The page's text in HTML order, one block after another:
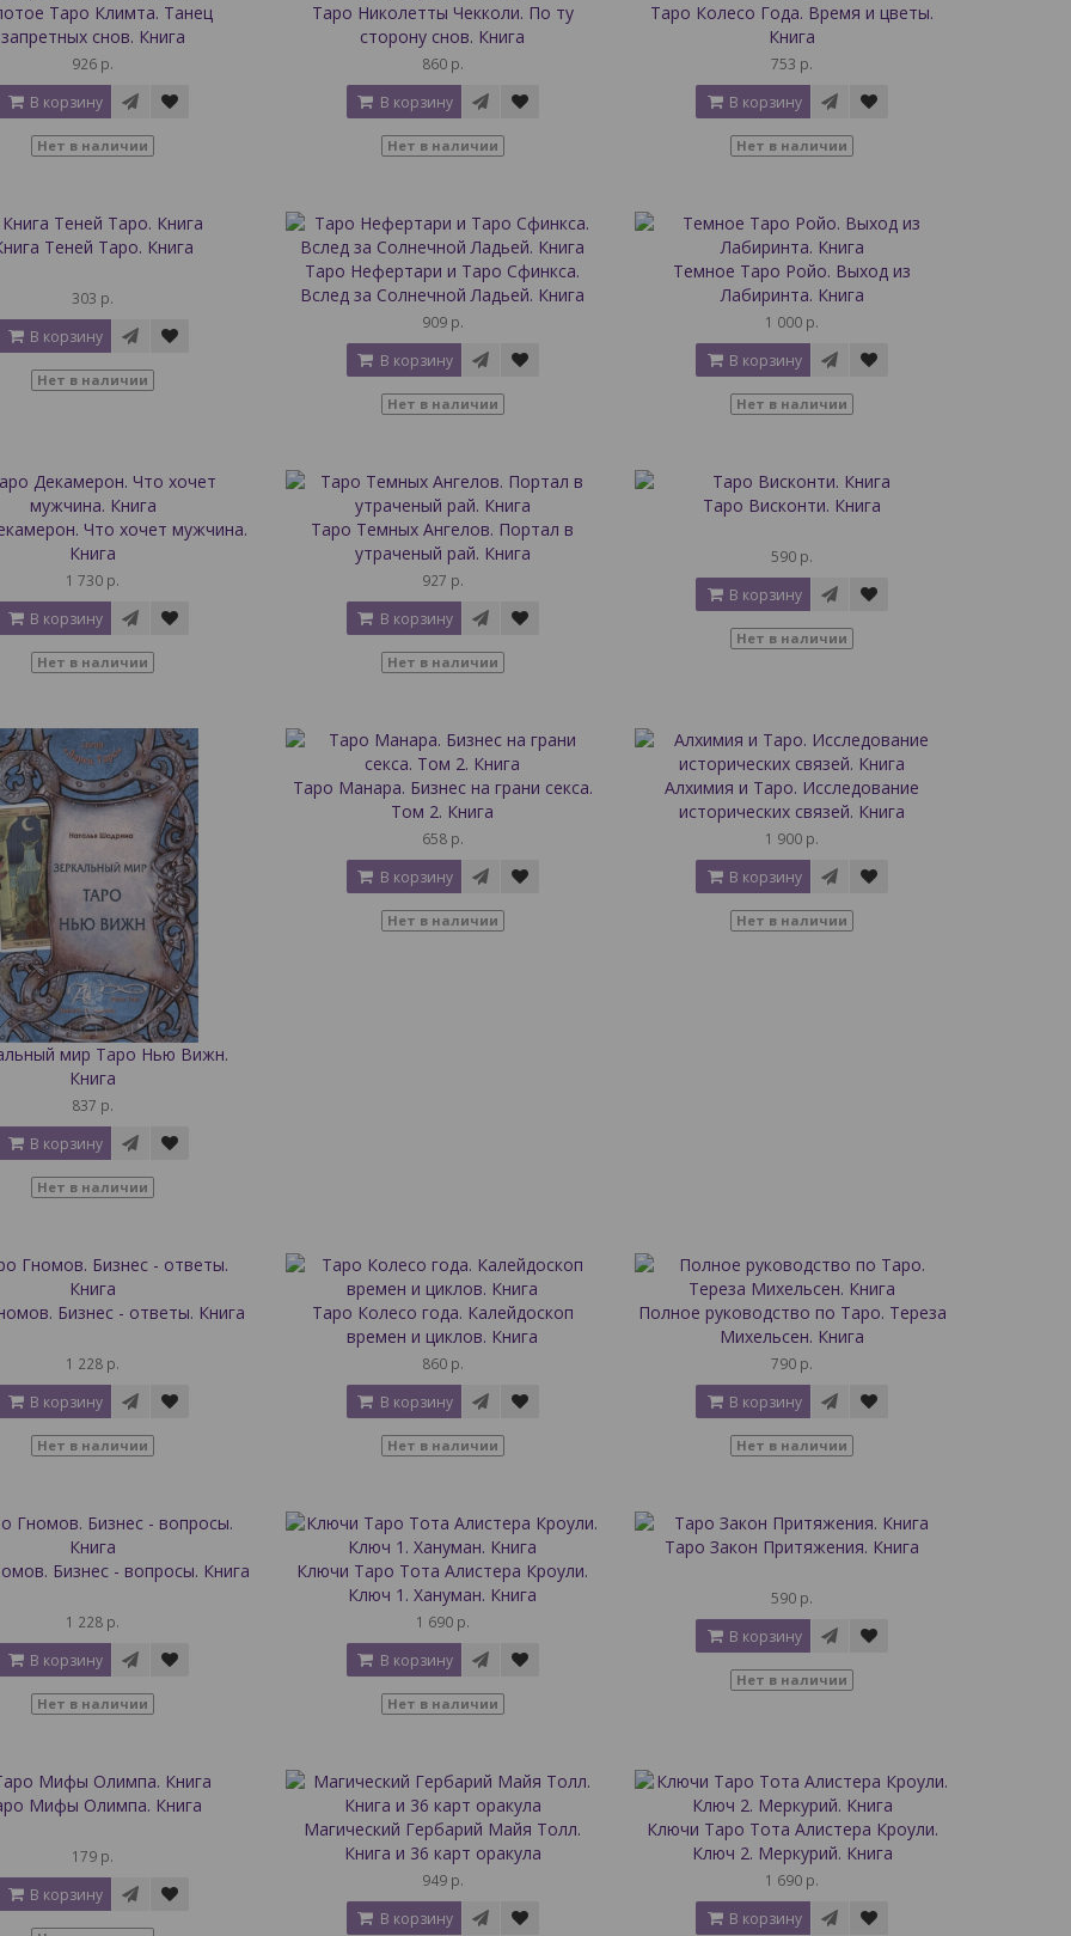
Таро Климта. Танец
запретных снов. Книга
926 р.
В корзину
Нет в наличии
Таро Николетты Чекколи. По ту
сторону снов. Книга
860 р.
В корзину
Нет в наличии
Таро Колесо Года. Время и цветы.
Книга
753 р.
В корзину
Нет в наличии
Теней Таро. Книга
303 р.
В корзину
Нет в наличии
Таро Нефертари и Таро Сфинкса.
Вслед за Солнечной Ладьей. Книга
909 р.
В корзину
Нет в наличии
Темное Таро Ройо. Выход из
Лабиринта. Книга
1 000 р.
В корзину
Нет в наличии
Что хочет мужчина.
Книга
1 730 р.
В корзину
Нет в наличии
Таро Темных Ангелов. Портал в
утраченый рай. Книга
927 р.
В корзину
Нет в наличии
Таро Висконти. Книга
590 р.
В корзину
Нет в наличии
мир Таро Нью Вижн.
Книга
837 р.
В корзину
Нет в наличии
Таро Манара. Бизнес на грани секса.
Том 2. Книга
658 р.
В корзину
Нет в наличии
Алхимия и Таро. Исследование
исторических связей. Книга
1 900 р.
В корзину
Нет в наличии
Бизнес - ответы. Книга
1 228 р.
В корзину
Нет в наличии
Таро Колесо года. Калейдоскоп
времен и циклов. Книга
860 р.
В корзину
Нет в наличии
Полное руководство по Таро. Тереза
Михельсен. Книга
790 р.
В корзину
Нет в наличии
Бизнес - вопросы. Книга
1 228 р.
В корзину
Нет в наличии
Ключи Таро Тота Алистера Кроули.
Ключ 1. Хануман. Книга
1 690 р.
В корзину
Нет в наличии
Таро Закон Притяжения. Книга
590 р.
В корзину
Нет в наличии
Мифы Олимпа. Книга
179 р.
В корзину
Магический Гербарий Майя Толл.
Книга и 36 карт оракула
949 р.
В корзину
Ключи Таро Тота Алистера Кроули.
Ключ 2. Меркурий. Книга
1 690 р.
В корзину